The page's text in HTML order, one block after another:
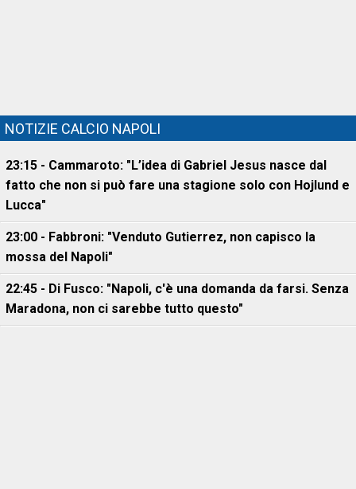
NOTIZIE CALCIO NAPOLI
23:15 - Cammaroto: "L’idea di Gabriel Jesus nasce dal
fatto che non si può fare una stagione solo con Hojlund e
Lucca"
23:00 - Fabbroni: "Venduto Gutierrez, non capisco la
mossa del Napoli"
22:45 - Di Fusco: "Napoli, c'è una domanda da farsi. Senza
Maradona, non ci sarebbe tutto questo"